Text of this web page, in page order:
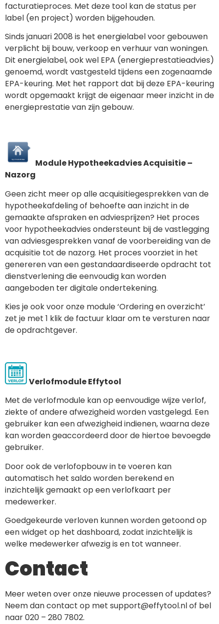
facturatieproces. Met deze tool kan de status per
label (en project) worden bijgehouden.
Sinds januari 2008 is het energielabel voor gebouwen
verplicht bij bouw, verkoop en verhuur van woningen.
Dit energielabel, ook wel EPA (energieprestatieadvies)
genoemd, wordt vastgesteld tijdens een zogenaamde
EPA-keuring. Met het rapport dat bij deze EPA-keuring
wordt opgemaakt krijgt de eigenaar meer inzicht in de
energieprestatie van zijn gebouw.
Module Hypotheekadvies Acquisitie –
Nazorg
Geen zicht meer op alle acquisitiegesprekken van de
hypotheekafdeling of behoefte aan inzicht in de
gemaakte afspraken en adviesprijzen? Het proces
voor hypotheekadvies ondersteunt bij de vastlegging
van adviesgesprekken vanaf de voorbereiding van de
acquisitie tot de nazorg. Het proces voorziet in het
genereren van een gestandaardiseerde opdracht tot
dienstverlening die eenvoudig kan worden
aangeboden ter digitale ondertekening.
Kies je ook voor onze module ‘Ordering en overzicht’
zet je met 1 klik de factuur klaar om te versturen naar
de opdrachtgever.
Verlofmodule Effytool
Met de verlofmodule kan op eenvoudige wijze verlof,
ziekte of andere afwezigheid worden vastgelegd. Een
gebruiker kan een afwezigheid indienen, waarna deze
kan worden geaccordeerd door de hiertoe bevoegde
gebruiker.
Door ook de verlofopbouw in te voeren kan
automatisch het saldo worden berekend en
inzichtelijk gemaakt op een verlofkaart per
medewerker.
Goedgekeurde verloven kunnen worden getoond op
een widget op het dashboard, zodat inzichtelijk is
welke medewerker afwezig is en tot wanneer.
Contact
Meer weten over onze nieuwe processen of updates?
Neem dan contact op met support@effytool.nl of bel
naar 020 – 280 7802.